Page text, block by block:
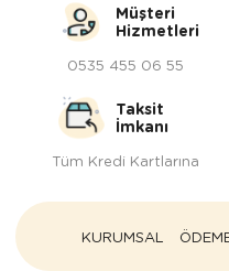
Müşteri
Hizmetleri
0535 455 06 55
Taksit
İmkanı
Tüm Kredi Kartlarına
KURUMSAL